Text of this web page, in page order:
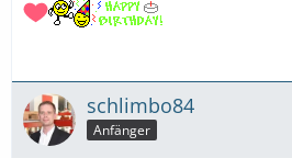
schlimbo84
Anfänger